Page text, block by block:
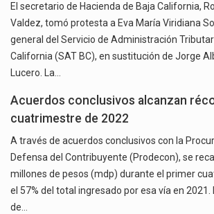
El secretario de Hacienda de Baja California,
Valdez, tomó protesta a Eva María Viridiana
general del Servicio de Administración
California (SAT BC), en sustitución de Jorge
Lucero. La…
Acuerdos conclusivos alcanzan
cuatrimestre de 2022
A través de acuerdos conclusivos con la
Defensa del Contribuyente (Prodecon), se
millones de pesos (mdp) durante el primer
el 57% del total ingresado por esa vía en
de…